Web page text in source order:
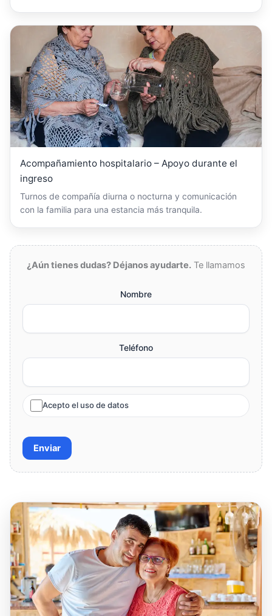
Acompañamiento hospitalario – Apoyo durante el
ingreso
Turnos de compañía diurna o nocturna y comunicación
con la familia para una estancia más tranquila.
¿Aún tienes dudas? Déjanos ayudarte. Te llamamos
Nombre
Teléfono
Acepto el uso de datos
Enviar